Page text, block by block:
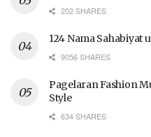
202 SHARES
124 Nama Sahabiyat
9056 SHARES
Pagelaran Fashion
Style
634 SHARES